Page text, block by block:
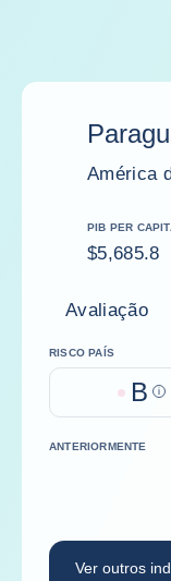
América
PIB PER
$5,685.8
Avaliação
RISCO PAÍS
B
ANTERIORMENTE
Ver outros